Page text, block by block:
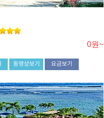
0원~
동영상보기 요금보기